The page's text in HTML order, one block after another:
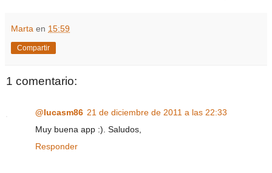
Marta en 15:59
Compartir
1 comentario:
@lucasm86 21 de diciembre de 2011 a las 22:33
Muy buena app :). Saludos,
Responder